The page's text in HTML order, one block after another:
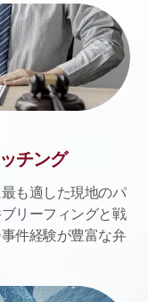
チング
も適した現地のパ
リーフィングと戦
件経験が豊富な弁